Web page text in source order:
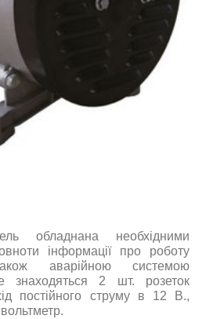
обладнана необхідними
інформації про роботу
аварійною системою
знаходяться 2 шт. розеток
постійного струму в 12 В.,